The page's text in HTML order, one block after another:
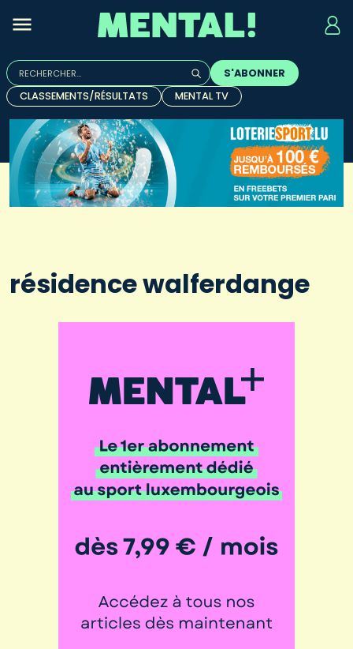
Rechercher :
Quand les résultats de l'auto-complétion sont
S'ABONNER
CLASSEMENTS/RÉSULTATS
MENTAL TV
résidence walferdange